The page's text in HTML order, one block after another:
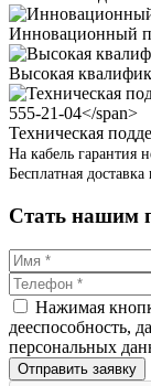
Инновационный
Высокая
Техническая
На кабель гарантия
Бесплатная
Стать нашим
Нажимая
дееспособность,
персональных